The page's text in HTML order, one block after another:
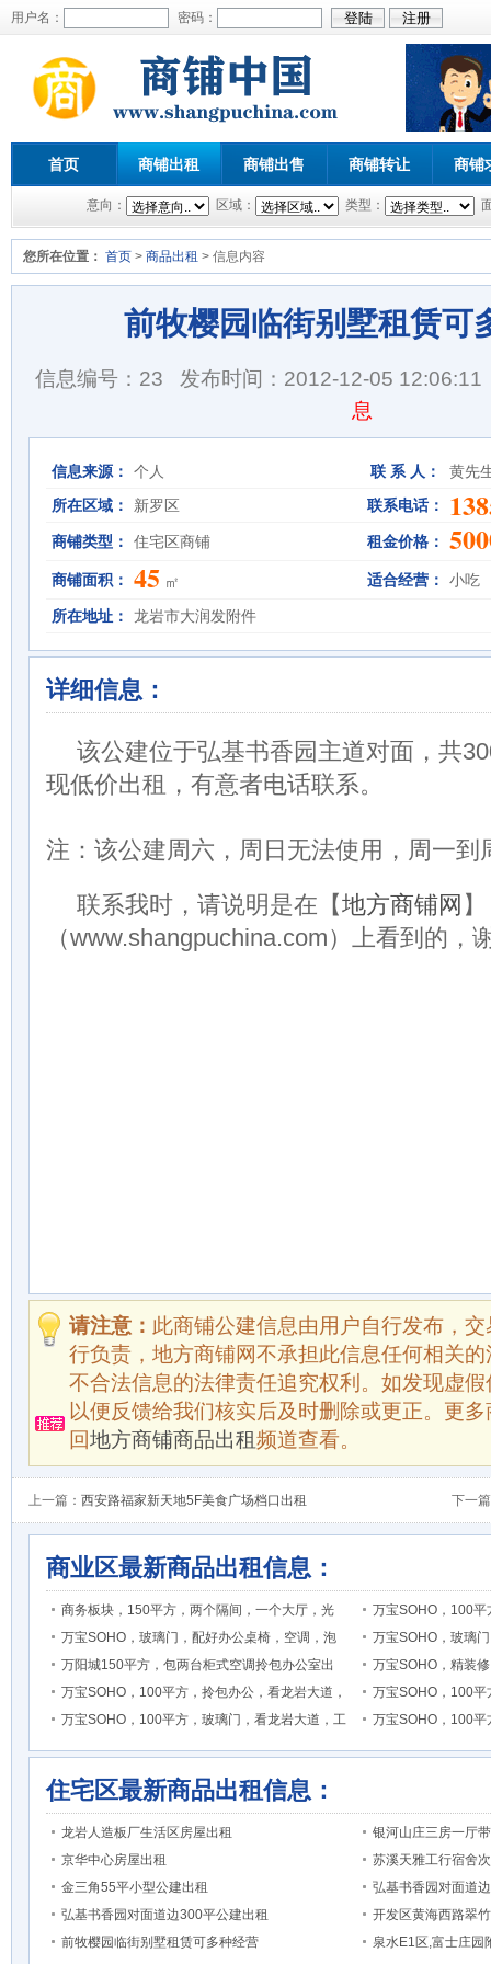
用户名： 密码：
首页 商铺出租 商铺出售 商铺转让 商铺
意向： 区域： 类型：
您所在位置： 首页 > 商品出租 > 信息内容
前牧樱园临街别墅租赁可
信息编号：23
发布时间：2012-12-05 12:06:11
息
信息来源： 个人 联 系 人：
黄先
所在区域：
新罗区 联系电话：
商铺类型： 住宅区商铺 租金价格：
商铺面积： 45 ㎡ 适合经营： 小吃
所在地址： 龙岩市大润发附件
详细信息：
该公建位于弘基书香园主道对面，共
现低价出租，有意者电话联系。
注：该公建周六，周日无法使用，周一到
联系我时，请说明是在【地方商铺网 】
（www.shangpuchina.com）上看到的，
请注意： 此商铺公建信息由用户自行发布，
行负责，地方商铺网不承担此信息任何相关
不合法信息的法律责任追究权利。如发现虚
以便反馈给我们核实后及时删除或更正。更
回地方商铺商品出租频道查看。
上一篇： 西安路福家新天地5F美食广场档口出租 下一
商业区最新商品出租信息：
商务板块，150平方，两个隔间，一个大厅，光
万宝SOHO，100
万宝SOHO，玻璃门，配好办公桌椅，空调，泡
万宝SOHO，玻璃
万阳城150平方，包两台柜式空调拎包办公室出
万宝SOHO，精装
万宝SOHO，100平方，拎包办公，看龙岩大道，
万宝SOHO，100
万宝SOHO，100平方，玻璃门，看龙岩大道，工
万宝SOHO，100
住宅区最新商品出租信息：
龙岩人造板厂生活区房屋出租
银河山庄三房一厅
京华中心房屋出租
苏溪天雅工行宿舍
金三角55平小型公建出租
弘基书香园对面道
弘基书香园对面道边300平公建出租
开发区黄海西路翠
前牧樱园临街别墅租赁可多种经营
泉水E1区,富士庄园